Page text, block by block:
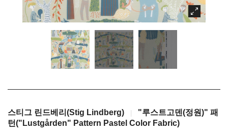
스티그 린드베리(Stig Lindberg)
"루스트고덴(정원)" 패
턴("Lustgården" Pattern Pastel Color Fabric)